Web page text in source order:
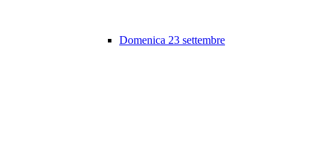
Domenica 23 settembre